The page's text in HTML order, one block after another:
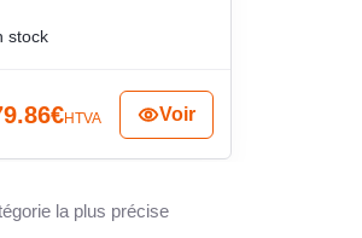
stock
€HTVA Voir
la plus précise